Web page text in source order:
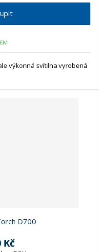
výkonná svítilna vyrobená
D700
Kč